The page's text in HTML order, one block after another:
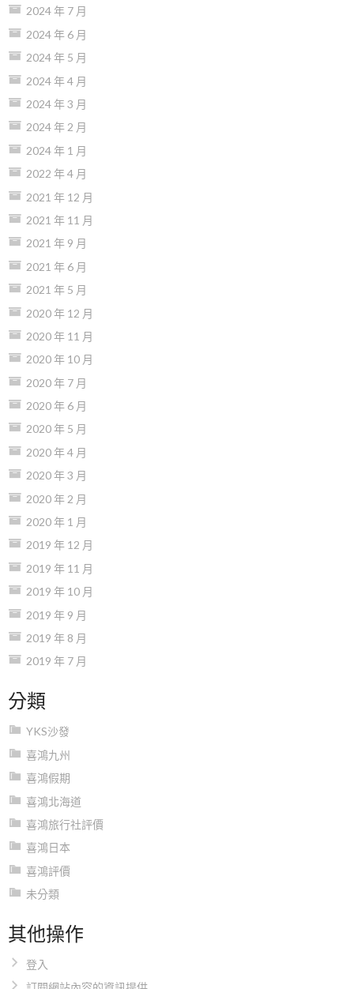
2024 年 7 月
2024 年 6 月
2024 年 5 月
2024 年 4 月
2024 年 3 月
2024 年 2 月
2024 年 1 月
2022 年 4 月
2021 年 12 月
2021 年 11 月
2021 年 9 月
2021 年 6 月
2021 年 5 月
2020 年 12 月
2020 年 11 月
2020 年 10 月
2020 年 7 月
2020 年 6 月
2020 年 5 月
2020 年 4 月
2020 年 3 月
2020 年 2 月
2020 年 1 月
2019 年 12 月
2019 年 11 月
2019 年 10 月
2019 年 9 月
2019 年 8 月
2019 年 7 月
分類
YKS沙發
喜鴻九州
喜鴻假期
喜鴻北海道
喜鴻旅行社評價
喜鴻日本
喜鴻評價
未分類
其他操作
登入